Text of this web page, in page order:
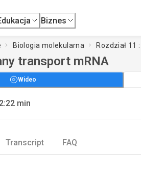
Biznes
Biologia molekularna Rozdział 11
transport mRNA
Wideo
min
Transcript FAQ